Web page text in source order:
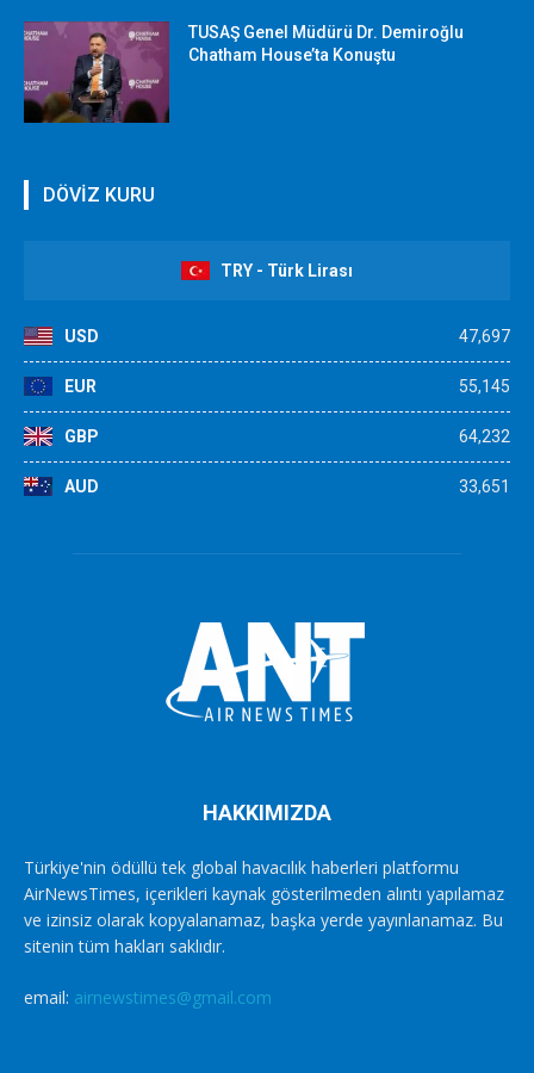
TUSAŞ Genel Müdürü Dr. Demiroğlu
Chatham House’ta Konuştu
DÖVİZ KURU
TRY - Türk Lirası
USD 47,697
EUR 55,145
GBP 64,232
AUD 33,651
HAKKIMIZDA
Türkiye'nin ödüllü tek global havacılık haberleri platformu
AirNewsTimes, içerikleri kaynak gösterilmeden alıntı yapılamaz
ve izinsiz olarak kopyalanamaz, başka yerde yayınlanamaz. Bu
sitenin tüm hakları saklıdır.
email: airnewstimes@gmail.com